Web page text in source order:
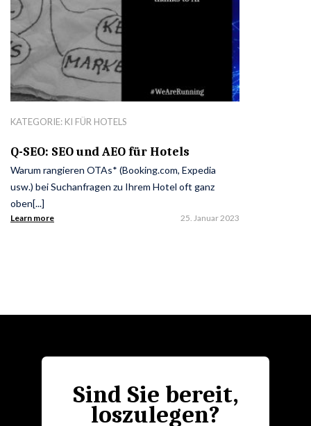
KATEGORIE: KI FÜR HOTELS
Q-SEO: SEO und AEO für Hotels
Warum rangieren OTAs* (Booking.com, Expedia
usw.) bei Suchanfragen zu Ihrem Hotel oft ganz
oben[...]
Learn more 25. Januar 2023
Sind Sie bereit,
loszulegen?